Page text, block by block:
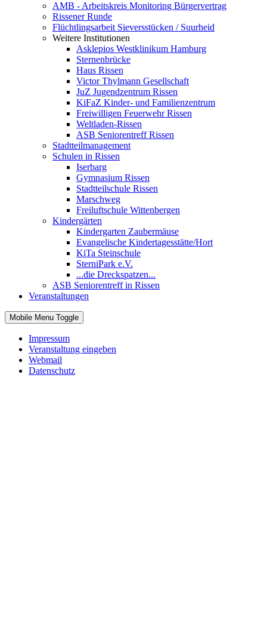
AMB - Arbeitskreis Monitoring Bürgervertrag
Rissener Runde
Flüchtlingsarbeit Sieversstücken / Suurheid
Weitere Institutionen
Asklepios Westklinikum Hamburg
Sternenbrücke
Haus Rissen
Victor Thylmann Gesellschaft
JuZ Jugendzentrum Rissen
KiFaZ Kinder- und Familienzentrum
Freiwilligen Feuerwehr Rissen
Weltladen-Rissen
ASB Seniorentreff Rissen
Stadtteilmanagement
Schulen in Rissen
Iserbarg
Gymnasium Rissen
Stadtteilschule Rissen
Marschweg
Freiluftschule Wittenbergen
Kindergärten
Kindergarten Zaubermäuse
Evangelische Kindertagesstätte/Hort
KiTa Steinschule
SterniPark e.V.
...die Dreckspatzen...
ASB Seniorentreff in Rissen
Veranstaltungen
Mobile Menu Toggle
Impressum
Veranstaltung eingeben
Webmail
Datenschutz